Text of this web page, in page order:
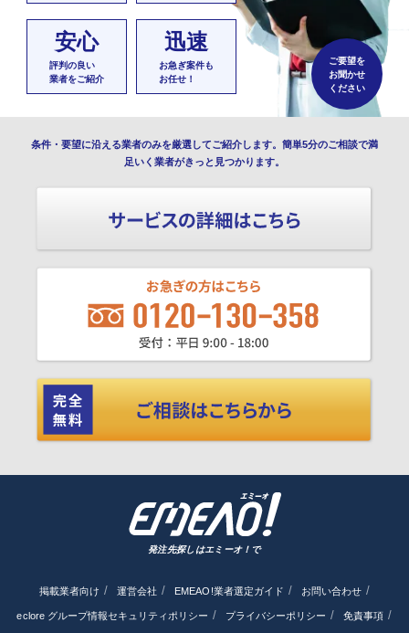
安心
評判の良い
業者をご紹介
迅速
お急ぎ案件も
お任せ！
ご要望を
お聞かせ
ください
条件・要望に沿える業者のみを厳選してご紹介します。簡単5分のご相談で満
足いく業者がきっと見つかります。
発注先探しはエミーオ！で
掲載業者向け 運営会社 EMEAO!業者選定ガイド お問い合わせ
eclore グループ情報セキュリティポリシー プライバシーポリシー 免責事項